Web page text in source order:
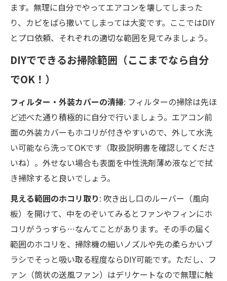
ます。無理に自分でやってエアコンを壊してしまった
り、カビをばら撒いてしまっては大変です。ここではDIY
とプロ依頼、それぞれの適切な範囲を見てみましょう。
DIYでできるお掃除範囲（ここまでなら自分
でOK！）
フィルター・外装カバーの清掃: フィルターの掃除は先ほ
ど述べた通り積極的に自分で行いましょう。エアコン前
面の外装カバーもホコリが付きやすいので、外して水洗
い可能なら洗ってOKです（取扱説明書を確認してくださ
いね）。外せない場合も表面を中性洗剤薄め液などで拭
き掃除すると良いでしょう。
見える範囲のホコリ取り: 吹き出し口のルーバー（風向
板）を開けて、中をのぞいてみるとファンやフィンにホ
コリがうっすら…なんてことがあります。その手の届く
範囲のホコリを、掃除機の細いノズルや先の柔らかいブ
ラシでそっと吸い取る程度ならDIY可能です。ただし、フ
ァン（筒状の送風ファン）はデリケートなので無理に触